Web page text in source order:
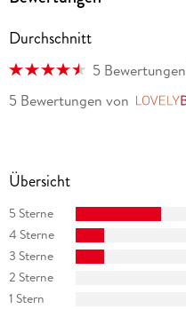
Durchschnitt
5 Bewertungen
5 Bewertungen von
Übersicht
5 Sterne
4 Sterne
3 Sterne
2 Sterne
1 Stern